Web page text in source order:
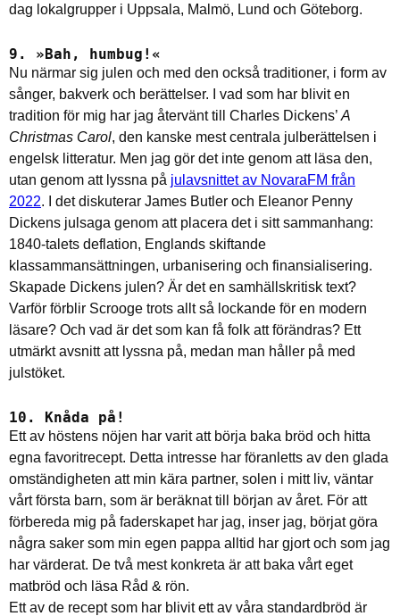
dag lokalgrupper i Uppsala, Malmö, Lund och Göteborg.
9. »Bah, humbug!«
Nu närmar sig julen och med den också traditioner, i form av
sånger, bakverk och berättelser. I vad som har blivit en
tradition för mig har jag återvänt till Charles Dickens’ A
Christmas Carol, den kanske mest centrala julberättelsen i
engelsk litteratur. Men jag gör det inte genom att läsa den,
utan genom att lyssna på julavsnittet av NovaraFM från
2022. I det diskuterar James Butler och Eleanor Penny
Dickens julsaga genom att placera det i sitt sammanhang:
1840-talets deflation, Englands skiftande
klassammansättningen, urbanisering och finansialisering.
Skapade Dickens julen? Är det en samhällskritisk text?
Varför förblir Scrooge trots allt så lockande för en modern
läsare? Och vad är det som kan få folk att förändras? Ett
utmärkt avsnitt att lyssna på, medan man håller på med
julstöket.
10. Knåda på!
Ett av höstens nöjen har varit att börja baka bröd och hitta
egna favoritrecept. Detta intresse har föranletts av den glada
omständigheten att min kära partner, solen i mitt liv, väntar
vårt första barn, som är beräknat till början av året. För att
förbereda mig på faderskapet har jag, inser jag, börjat göra
några saker som min egen pappa alltid har gjort och som jag
har värderat. De två mest konkreta är att baka vårt eget
matbröd och läsa Råd & rön.
Ett av de recept som har blivit ett av våra standardbröd är